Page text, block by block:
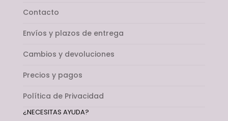
Contacto
Envíos y plazos de entrega
Cambios y devoluciones
Precios y pagos
Política de Privacidad
¿NECESITAS AYUDA?